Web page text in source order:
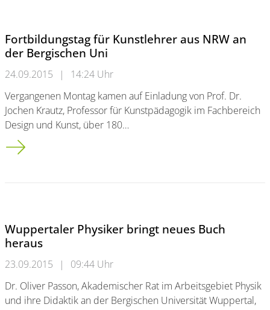
Fortbildungstag für Kunstlehrer aus NRW an
der Bergischen Uni
24.09.2015 |
14:24 Uhr
Vergangenen Montag kamen auf Einladung von Prof. Dr.
Jochen Krautz, Professor für Kunstpädagogik im Fachbereich
Design und Kunst, über 180…
Fortbildungstag für Kunstlehrer aus NRW an der Bergischen
Wuppertaler Physiker bringt neues Buch
heraus
23.09.2015 |
09:44 Uhr
Dr. Oliver Passon, Akademischer Rat im Arbeitsgebiet Physik
und ihre Didaktik an der Bergischen Universität Wuppertal,